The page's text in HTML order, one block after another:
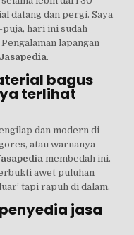
datang dan pergi. Saya
hari ini sudah
lapangan
Jasapedia.
bagus
terlihat
dan modern di
atau warnanya
membedah ini.
awet puluhan
tapi rapuh di dalam.
jasa